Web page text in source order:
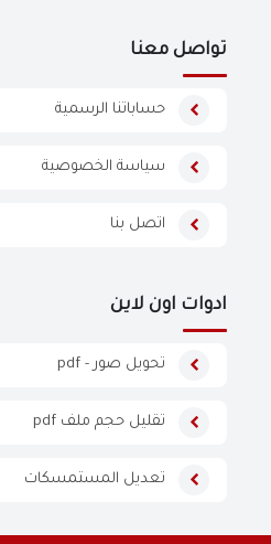
تواصل معنا
حساباتنا الرسمية
سياسة الخصوصية
اتصل بنا
ادوات اون لاين
تحويل صور - pdf
تقليل حجم ملف pdf
تعديل المستمسكات